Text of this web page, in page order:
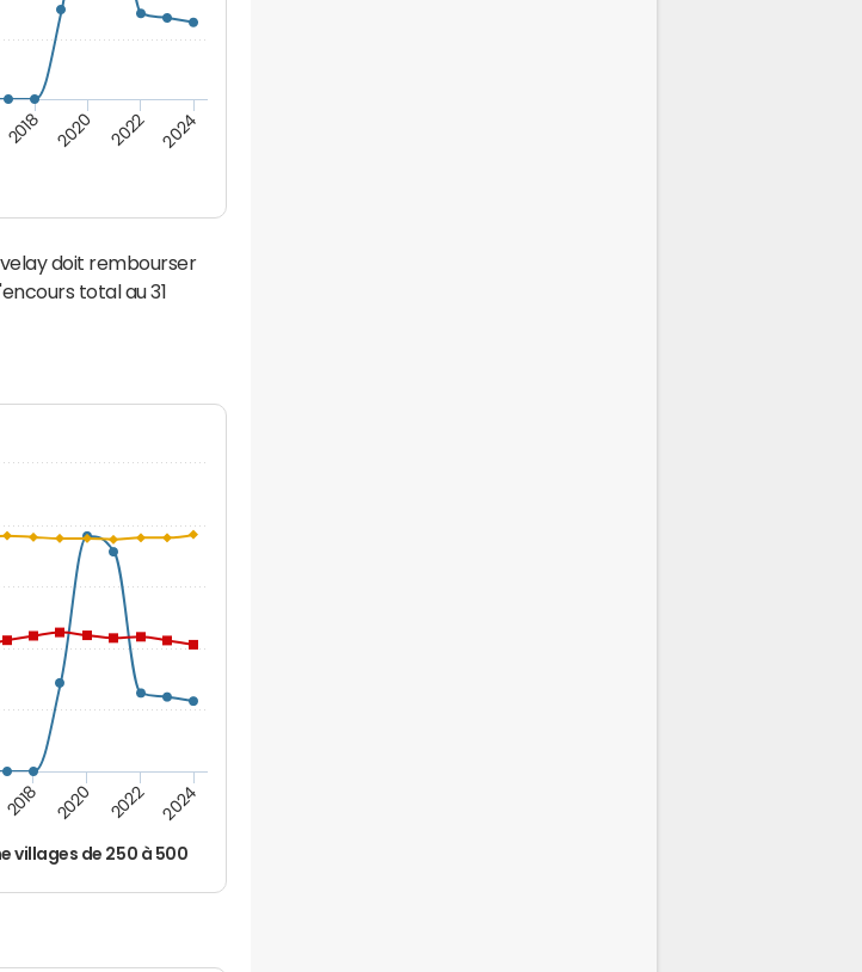
2018 2020 2022 2024
doit rembourser
total au 31
villages de 250 à 500
2018 2020 2022 2024